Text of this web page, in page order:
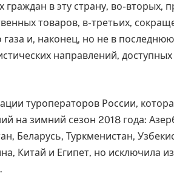
граждан в эту страну, во-вторых,
товаров, в-третьих,
и, наконец, но не в
направлений,
туроператоров России,
на зимний сезон 2018 года:
Беларусь, Туркменистан,
Китай и Египет, но исключила